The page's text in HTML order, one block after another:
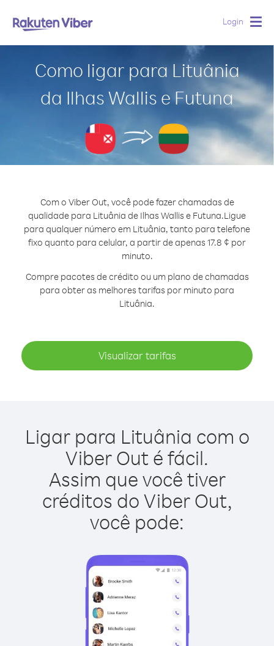
Login
Como ligar para Lituânia
da Ilhas Wallis e Futuna
Com o Viber Out, você pode fazer chamadas de
qualidade para Lituânia de Ilhas Wallis e Futuna.Ligue
para qualquer número em Lituânia, tanto para telefone
fixo quanto para celular, a partir de apenas 17.8 ¢ por
minuto.
Compre pacotes de crédito ou um plano de chamadas
para obter as melhores tarifas por minuto para
Lituânia.
Visualizar tarifas
Ligar para Lituânia com o
Viber Out é fácil.
Assim que você tiver
créditos do Viber Out,
você pode: